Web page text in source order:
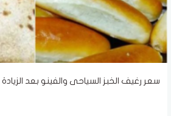
سعر رغيف الخبز السياحى والفينو بعد الزيادة